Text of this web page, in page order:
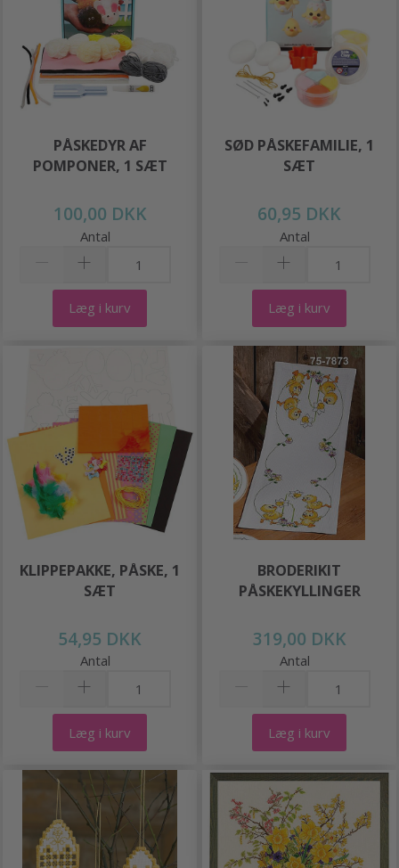
PÅSKEDYR AF
POMPONER, 1 SÆT
100,00 DKK
Antal
Læg i kurv
SØD PÅSKEFAMILIE, 1
SÆT
60,95 DKK
Antal
Læg i kurv
KLIPPEPAKKE, PÅSKE, 1
SÆT
54,95 DKK
Antal
Læg i kurv
BRODERIKIT
PÅSKEKYLLINGER
319,00 DKK
Antal
Læg i kurv